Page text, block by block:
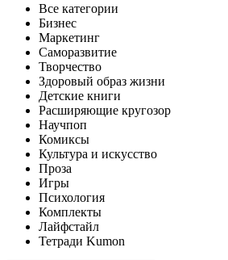
Все категории
Бизнес
Маркетинг
Саморазвитие
Творчество
Здоровый образ жизни
Детские книги
Расширяющие кругозор
Научпоп
Комиксы
Культура и искусство
Проза
Игры
Психология
Комплекты
Лайфстайл
Тетради Kumon